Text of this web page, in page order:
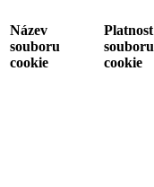
Název
souboru
cookie
Platnost
souboru
cookie